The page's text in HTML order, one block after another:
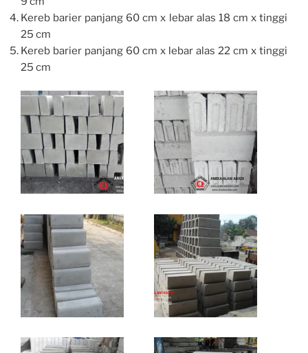
Kereb barier panjang 60 cm x lebar alas 18 cm x tinggi
25 cm
Kereb barier panjang 60 cm x lebar alas 22 cm x tinggi
25 cm